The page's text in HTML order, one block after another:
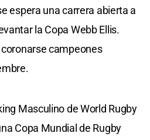
espera una carrera abierta a
la Copa Webb Ellis.
campeones
Masculino de World Rugby
Copa Mundial de Rugby